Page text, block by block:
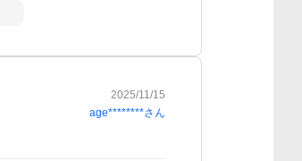
2025/11/15
age********さん